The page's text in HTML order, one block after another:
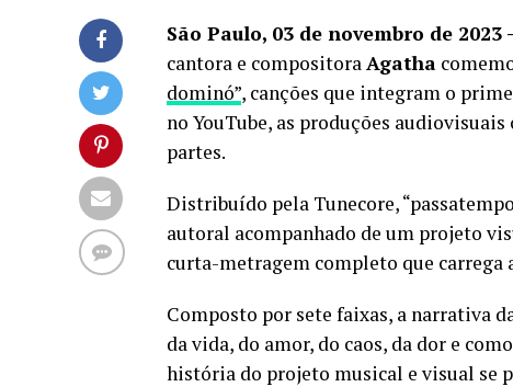
São Paulo, 03 de novembro de 2023
cantora e compositoraAgatha
dominó”, canções que integram o
no YouTube, as produções
partes.
Distribuído pela Tunecore,
autoral acompanhado de um projeto
curta-metragem completo que carrega
Composto por sete faixas, a narrativa
da vida, do amor, do caos, da dor e
história do projeto musical e visual se